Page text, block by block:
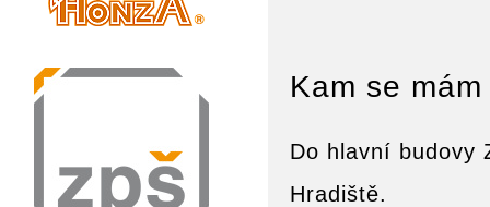
Kam se
Do hlavní budovy
Hradiště.